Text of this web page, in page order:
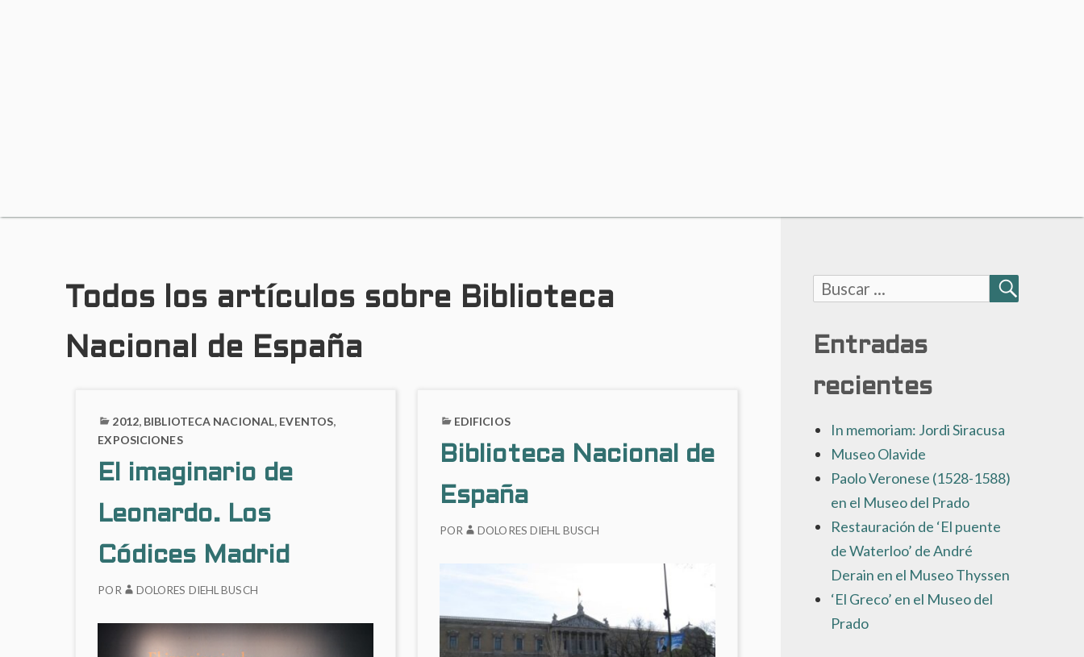
Todos los artículos sobre Biblioteca
Nacional de España
2012, BIBLIOTECA NACIONAL, EVENTOS,
EXPOSICIONES
El imaginario de
Leonardo. Los
Códices Madrid
POR DOLORES DIEHL BUSCH
EDIFICIOS
Biblioteca Nacional de
España
POR DOLORES DIEHL BUSCH
Buscar:
BUSCAR
Entradas
recientes
In memoriam: Jordi Siracusa
Museo Olavide
Paolo Veronese (1528-1588)
en el Museo del Prado
Restauración de ‘El puente
de Waterloo’ de André
Derain en el Museo Thyssen
‘El Greco’ en el Museo del
Prado